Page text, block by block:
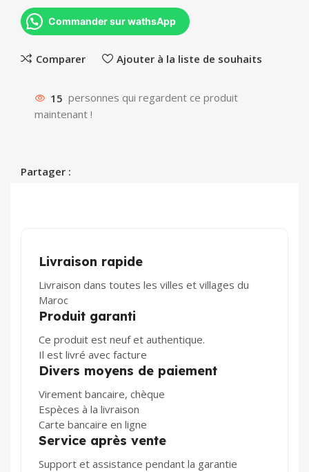
Commander sur wathsApp
Comparer Ajouter à la liste de souhaits
15 personnes qui regardent ce produit
maintenant !
Partager :
Livraison rapide
Livraison dans toutes les villes et villages du
Maroc
Produit garanti
Ce produit est neuf et authentique.
Il est livré avec facture
Divers moyens de paiement
Virement bancaire, chèque
Espèces à la livraison
Carte bancaire en ligne
Service après vente
Support et assistance pendant la garantie